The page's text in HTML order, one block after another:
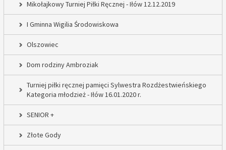
Mikołajkowy Turniej Piłki Ręcznej - Iłów 12.12.2019
I Gminna Wigilia Środowiskowa
Olszowiec
Dom rodziny Ambroziak
Turniej piłki ręcznej pamięci Sylwestra Rozdżestwieńskiego
Kategoria młodzież - Iłów 16.01.2020 r.
SENIOR +
Złote Gody